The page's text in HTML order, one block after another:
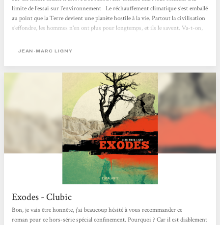
limite de l’essai sur l’environnement Le réchauffement climatique s’est emballé
au point que la Terre devient une planète hostile à la vie. Partout la civilisation
s’effondre, les hommes n’en ont plus pour longtemps, et ils le savent. Va-t-on,
poursuivre notre train-train comme si de rien n’était ? Va-t-on, comme
JEAN-MARC LIGNY
Exodes - Clubic
Bon, je vais être honnête, j'ai beaucoup hésité à vous recommander ce
roman pour ce hors-série spécial confinement. Pourquoi ? Car il est diablement